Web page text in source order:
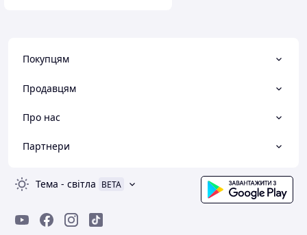
Покупцям
Продавцям
Про нас
Партнери
Тема - світла BETA